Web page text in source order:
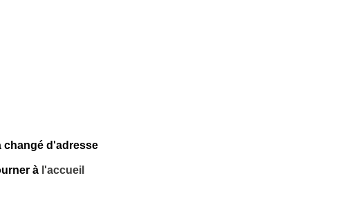
changé d'adresse
à l'accueil